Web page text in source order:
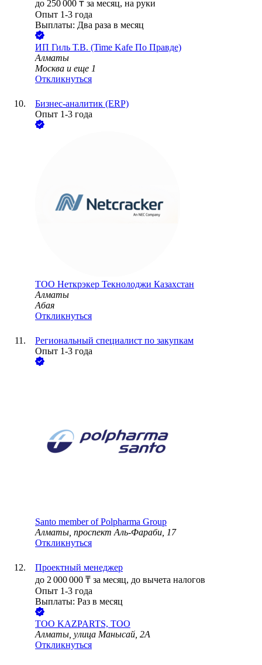
до 250 000 ₸ за месяц, на руки
Опыт 1-3 года
Выплаты: Два раза в месяц
ИП Гиль Т.В. (Time Kafe По Правде)
Алматы
Москва и еще 1
Откликнуться
Бизнес-аналитик (ERP)
Опыт 1-3 года
ТОО Неткрэкер Текнолоджи Казахстан
Алматы
Абая
Откликнуться
Региональный специалист по закупкам
Опыт 1-3 года
Santo member of Polpharma Group
Алматы, проспект Аль-Фараби, 17
Откликнуться
Проектный менеджер
до 2 000 000 ₸ за месяц, до вычета налогов
Опыт 1-3 года
Выплаты: Раз в месяц
ТОО KAZPARTS, ТОО
Алматы, улица Манысай, 2А
Откликнуться